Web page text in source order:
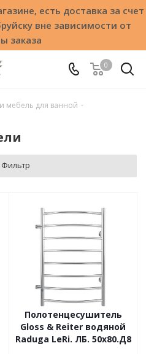
есть доставка за счет
вне зависимости от
заказа
0
мебель для ванной -
Фильтр
Полотенцесушитель
Gloss & Reiter водяной
Raduga LeRi. ЛБ. 50х80.Д8